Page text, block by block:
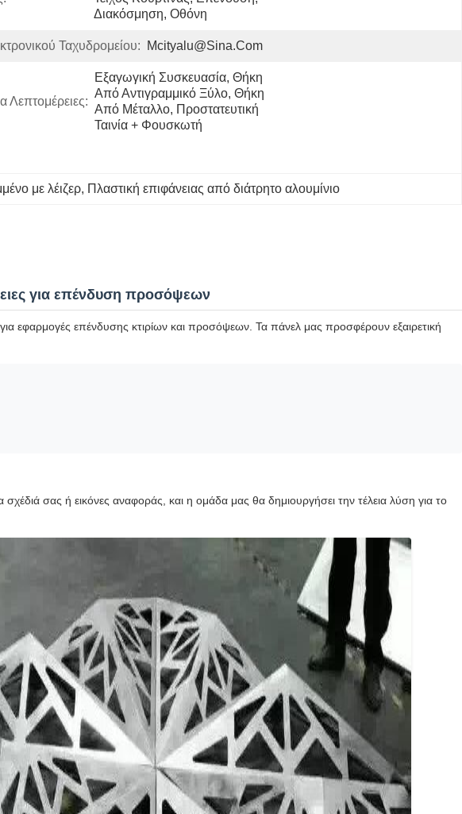
Διακόσμηση, Οθόνη
Ταχυδρομείου: Mcityalu@sina.com
Λεπτομέρειες:
Εξαγωγική Συσκευασία, Θήκη
Από Αντιγραμμικό Ξύλο, Θήκη
Από Μέταλλο, Προστατευτική
Ταινία + Φουσκωτή
με λέιζερ, Πλαστική επιφάνειας από διάτρητο αλουμίνιο
για επένδυση προσόψεων
εφαρμογές επένδυσης κτιρίων και προσόψεων. Τα πάνελ μας προσφέρουν εξαιρετική
σας ή εικόνες αναφοράς, και η ομάδα μας θα δημιουργήσει την τέλεια λύση για το